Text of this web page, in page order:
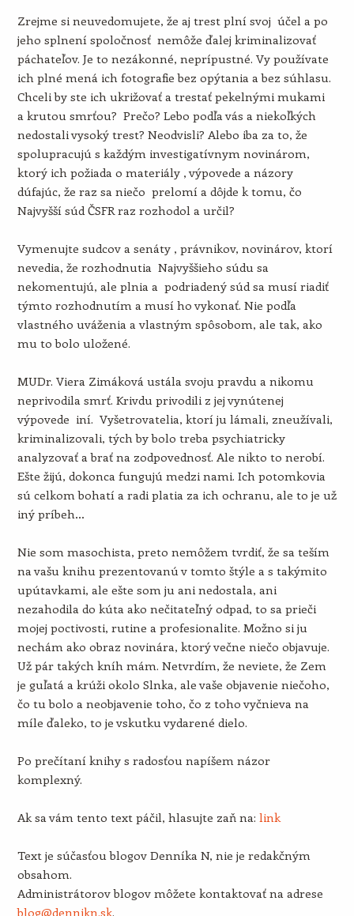
Zrejme si neuvedomujete, že aj trest plní svoj účel a po
jeho splnení spoločnosť nemôže ďalej kriminalizovať
páchateľov. Je to nezákonné, neprípustné. Vy používate
ich plné mená ich fotografie bez opýtania a bez súhlasu.
Chceli by ste ich ukrižovať a trestať pekelnými mukami
a krutou smrťou? Prečo? Lebo podľa vás a niekoľkých
nedostali vysoký trest? Neodvisli? Alebo iba za to, že
spolupracujú s každým investigatívnym novinárom,
ktorý ich požiada o materiály , výpovede a názory
dúfajúc, že raz sa niečo prelomí a dôjde k tomu, čo
Najvyšší súd ČSFR raz rozhodol a určil?
Vymenujte sudcov a senáty , právnikov, novinárov, ktorí
nevedia, že rozhodnutia Najvyššieho súdu sa
nekomentujú, ale plnia a podriadený súd sa musí riadiť
týmto rozhodnutím a musí ho vykonať. Nie podľa
vlastného uváženia a vlastným spôsobom, ale tak, ako
mu to bolo uložené.
MUDr. Viera Zimáková ustála svoju pravdu a nikomu
neprivodila smrť. Krivdu privodili z jej vynútenej
výpovede iní. Vyšetrovatelia, ktorí ju lámali, zneužívali,
kriminalizovali, tých by bolo treba psychiatricky
analyzovať a brať na zodpovednosť. Ale nikto to nerobí.
Ešte žijú, dokonca fungujú medzi nami. Ich potomkovia
sú celkom bohatí a radi platia za ich ochranu, ale to je už
iný príbeh…
Nie som masochista, preto nemôžem tvrdiť, že sa teším
na vašu knihu prezentovanú v tomto štýle a s takýmito
upútavkami, ale ešte som ju ani nedostala, ani
nezahodila do kúta ako nečitateľný odpad, to sa prieči
mojej poctivosti, rutine a profesionalite. Možno si ju
nechám ako obraz novinára, ktorý večne niečo objavuje.
Už pár takých kníh mám. Netvrdím, že neviete, že Zem
je guľatá a krúži okolo Slnka, ale vaše objavenie niečoho,
čo tu bolo a neobjavenie toho, čo z toho vyčnieva na
míle ďaleko, to je vskutku vydarené dielo.
Po prečítaní knihy s radosťou napíšem názor
komplexný.
Ak sa vám tento text páčil, hlasujte zaň na: link
Text je súčasťou blogov Denníka N, nie je redakčným
obsahom.
Administrátorov blogov môžete kontaktovať na adrese
blog@dennikn.sk.